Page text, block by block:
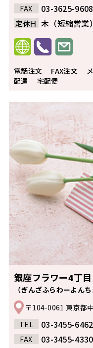
FAX 03-3625-9608
定休日 木（短縮営業）
電話注文 FAX注文
配達
宅配便
銀座フラワー4丁目
（ぎんざふらわーよんち
〒104-0061 東京都
TEL
03-3455-6462
FAX 03-3455-4330